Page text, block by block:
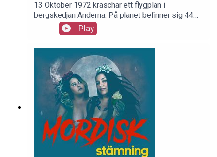
13 Oktober 1972 kraschar ett flygplan i
bergskedjan Anderna. På planet befinner sig 44
personer, rugbyspelare från Uruguay, men bara 16
ska klara sig. Och vi vet alla varför just de
överlevde men den här podden ska inte bara
berätta vad som hände som alla andra poddar
gjort, för nu med Natashjas sjuka specialintresse
som hjälp djupdyker vi ner i de detaljer som all
media medvetet utelämnat. Det är nämligen värre
än vad du trott.
Play